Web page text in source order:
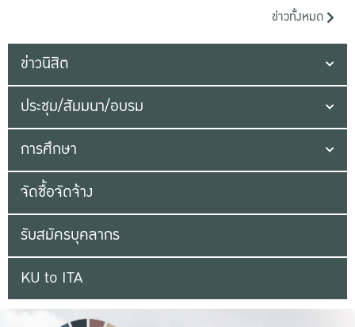
ข่าวทั้งหมด
ข่าวนิสิต
ประชุม/สัมมนา/อบรม
การศึกษา
จัดซื้อจัดจ้าง
รับสมัครบุคลากร
KU to ITA